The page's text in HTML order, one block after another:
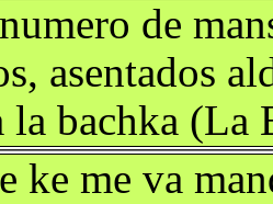
de
asentados
la bachka (La
ke me va